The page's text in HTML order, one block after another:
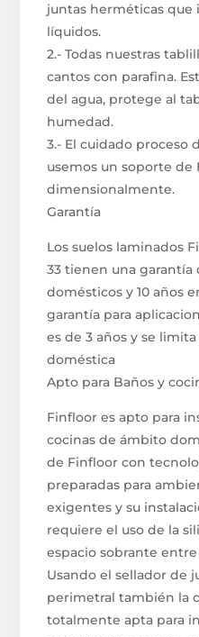
juntas herméticas
líquidos.
2.- Todas nuestras
cantos con parafina.
del agua, protege al
humedad.
3.- El cuidado proceso
usemos un soporte de
dimensionalmente.
Garantía
Los suelos laminados
33 tienen una garantía
domésticos y 10 años
garantía para
es de 3 años y se
doméstica
Apto para Baños y
Finfloor es apto para
cocinas de ámbito
de Finfloor con
preparadas para
exigentes y su
requiere el uso de la
espacio sobrante
Usando el sellador de
perimetral también la
totalmente apta para